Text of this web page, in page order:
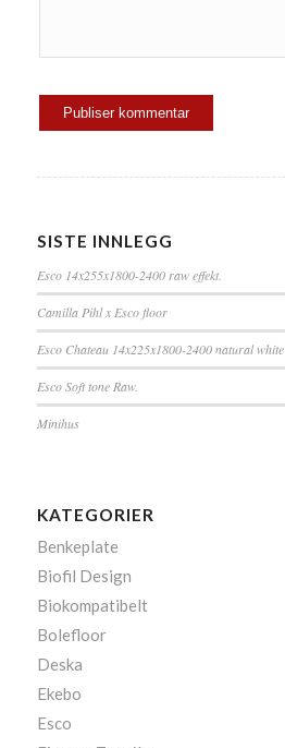
SISTE INNLEGG
Esco 14x255x1800-2400 raw effekt.
Camilla Pihl x Esco floor
Esco Chateau 14x225x1800-2400 natural white
Esco Soft tone Raw.
Minihus
KATEGORIER
Benkeplate
Biofil Design
Biokompatibelt
Bolefloor
Deska
Ekebo
Esco